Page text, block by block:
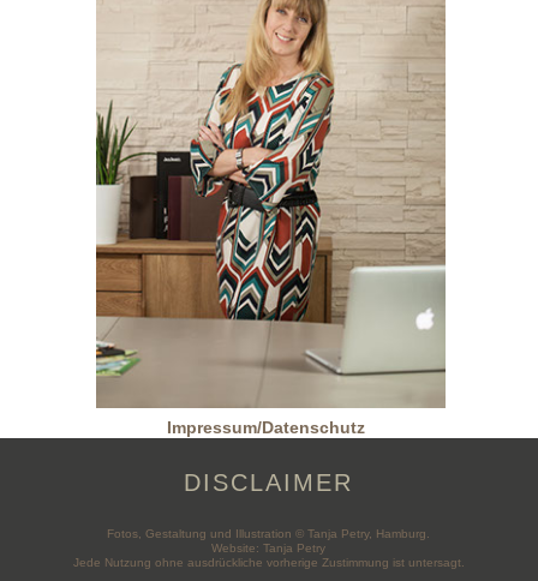
Impressum/Datenschutz
DISCLAIMER
Fotos, Gestaltung und Illustration © Tanja Petry, Hamburg.
Website: Tanja Petry
Jede Nutzung ohne ausdrückliche vorherige Zustimmung ist untersagt.